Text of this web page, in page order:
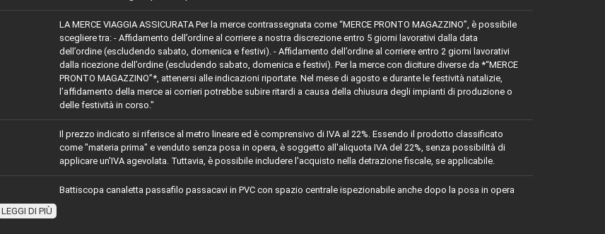
LA MERCE VIAGGIA ASSICURATA Per la merce contrassegnata come “MERCE PRONTO MAGAZZINO”, è possibile
scegliere tra: - Affidamento dell’ordine al corriere a nostra discrezione entro 5 giorni lavorativi dalla data
dell’ordine (escludendo sabato, domenica e festivi). - Affidamento dell’ordine al corriere entro 2 giorni lavorativi
dalla ricezione dell’ordine (escludendo sabato, domenica e festivi). Per la merce con diciture diverse da *“MERCE
PRONTO MAGAZZINO”*, attenersi alle indicazioni riportate. Nel mese di agosto e durante le festività natalizie,
l’affidamento della merce ai corrieri potrebbe subire ritardi a causa della chiusura degli impianti di produzione o
delle festività in corso."
Il prezzo indicato si riferisce al metro lineare ed è comprensivo di IVA al 22%. Essendo il prodotto classificato
come "materia prima" e venduto senza posa in opera, è soggetto all'aliquota IVA del 22%, senza possibilità di
applicare un'IVA agevolata. Tuttavia, è possibile includere l'acquisto nella detrazione fiscale, se applicabile.
Battiscopa canaletta passafilo passacavi in PVC con spazio centrale ispezionabile anche dopo la posa in opera
LEGGI DI PIÙ